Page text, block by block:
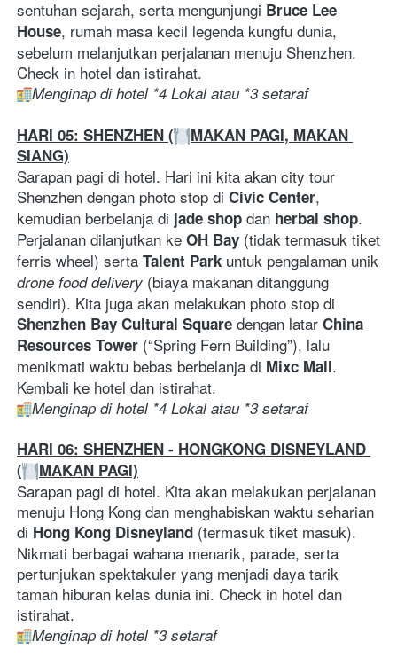
sentuhan sejarah, serta mengunjungi Bruce Lee
House, rumah masa kecil legenda kungfu dunia,
sebelum melanjutkan perjalanan menuju Shenzhen.
Check in hotel dan istirahat.
Menginap di hotel *4 Lokal atau *3 setaraf
HARI 05: SHENZHEN (
MAKAN PAGI, MAKAN
SIANG)
Sarapan pagi di hotel. Hari ini kita akan city tour
Shenzhen dengan photo stop di Civic Center,
kemudian berbelanja di jade shop dan herbal shop.
Perjalanan dilanjutkan ke OH Bay (tidak termasuk tiket
ferris wheel) serta Talent Park
drone food delivery (biaya makanan ditanggung
Shenzhen Bay Cultural Square dengan latar China
Resources Tower (“Spring Fern Building”), lalu
menikmati waktu bebas berbelanja di Mixc Mall.
Kembali ke hotel dan istirahat.
Menginap di hotel *4 Lokal atau *3 setaraf
HARI 06: SHENZHEN - HONGKONG DISNEYLAND
(
MAKAN PAGI)
Sarapan pagi di hotel. Kita akan melakukan perjalanan
menuju Hong Kong dan menghabiskan waktu seharian
di Hong Kong Disneyland (termasuk tiket masuk).
Nikmati berbagai wahana menarik, parade, serta
pertunjukan spektakuler yang menjadi daya tarik
taman hiburan kelas dunia ini. Check in hotel dan
istirahat.
Menginap di hotel *3 setaraf